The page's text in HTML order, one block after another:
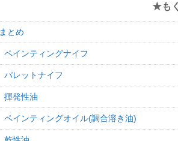
★も
まとめ
ペインティングナイフ
パレットナイフ
揮発性油
ペインティングオイル(調合溶き油)